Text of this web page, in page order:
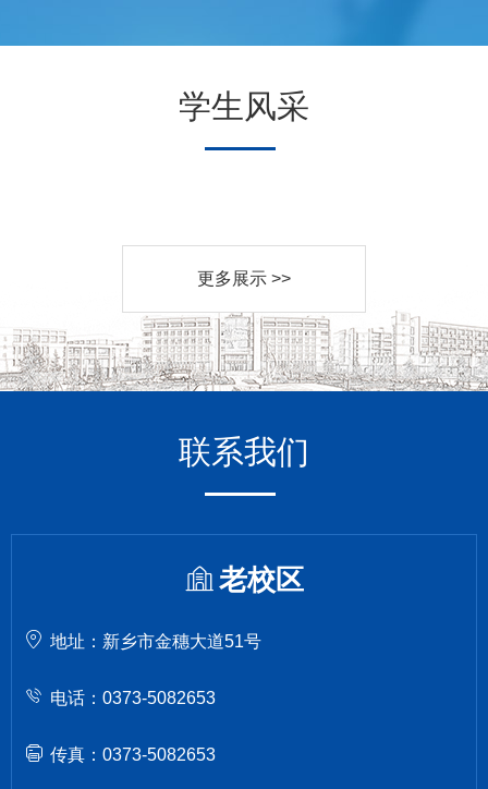
学生风采
更多展示 >>
联系我们
老校区
地址：新乡市金穗大道51号
电话：0373-5082653
传真：0373-5082653